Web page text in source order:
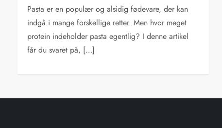
Pasta er en populær og alsidig fødevare, der kan
indgå i mange forskellige retter. Men hvor meget
protein indeholder pasta egentlig? I denne artikel
får du svaret på, […]